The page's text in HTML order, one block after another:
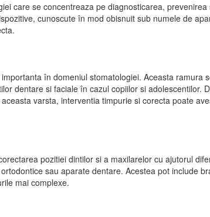
care se concentreaza pe diagnosticarea,
cunoscute în mod obisnuit sub numele de
în domeniul stomatologiei. Aceasta ramura
dentare si faciale în cazul copiilor si adolescentilor.
varsta, interventia timpurie si corecta poate
pozitiei dintilor si a maxilarelor cu ajutorul
sau aparate dentare. Acestea pot include
mai complexe.